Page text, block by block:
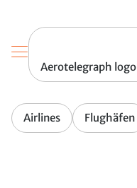
Aerotelegraph logo
Airlines Flughäfen